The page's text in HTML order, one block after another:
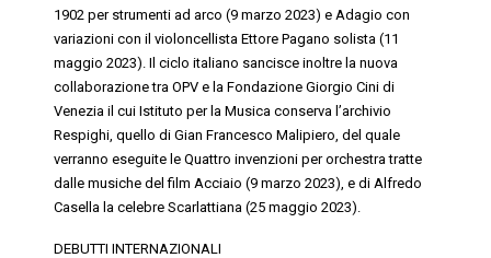
1902 per strumenti ad arco (9 marzo 2023) e Adagio con
variazioni con il violoncellista Ettore Pagano solista (11
maggio 2023). Ilciclo italiano sancisce inoltre la nuova
collaborazione tra OPV e laFondazione Giorgio Cini di
Venezia il cui Istituto per la Musica conserva l’archivio
Respighi, quello di Gian Francesco Malipiero, del quale
verranno eseguite leQuattro invenzioniper orchestra tratte
dalle musiche del film Acciaio (9 marzo 2023), e di Alfredo
Casella la celebreScarlattiana (25 maggio 2023).
DEBUTTI INTERNAZIONALI